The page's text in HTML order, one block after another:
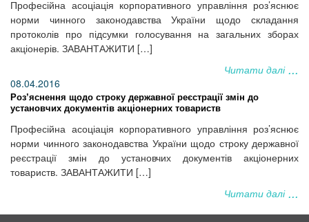
Професійна асоціація корпоративного управління роз’яснює
норми чинного законодавства України щодо складання
протоколів про підсумки голосування на загальних зборах
акціонерів. ЗАВАНТАЖИТИ […]
Читати далі
08.04.2016
Роз’яснення щодо строку державної реєстрації змін до
установчих документів акціонерних товариств
Професійна асоціація корпоративного управління роз’яснює
норми чинного законодавства України щодо строку державної
реєстрації змін до установчих документів акціонерних
товариств. ЗАВАНТАЖИТИ […]
Читати далі